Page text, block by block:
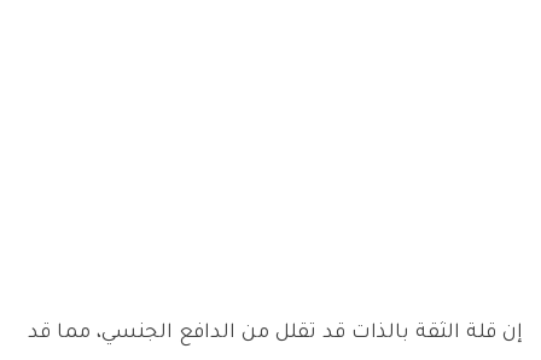
إن قلة الثقة بالذات قد تقلل من الدافع الجنسي، مما قد